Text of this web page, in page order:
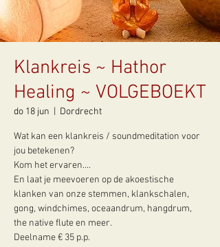
Klankreis ~ Hathor
Healing ~ VOLGEBOEKT
do 18 jun Dordrecht
Wat kan een klankreis / soundmeditation voor
jou betekenen?
Kom het ervaren....
En laat je meevoeren op de akoestische
klanken van onze stemmen, klankschalen,
gong, windchimes, oceaandrum, hangdrum,
the native flute en meer.
Deelname € 35 p.p.